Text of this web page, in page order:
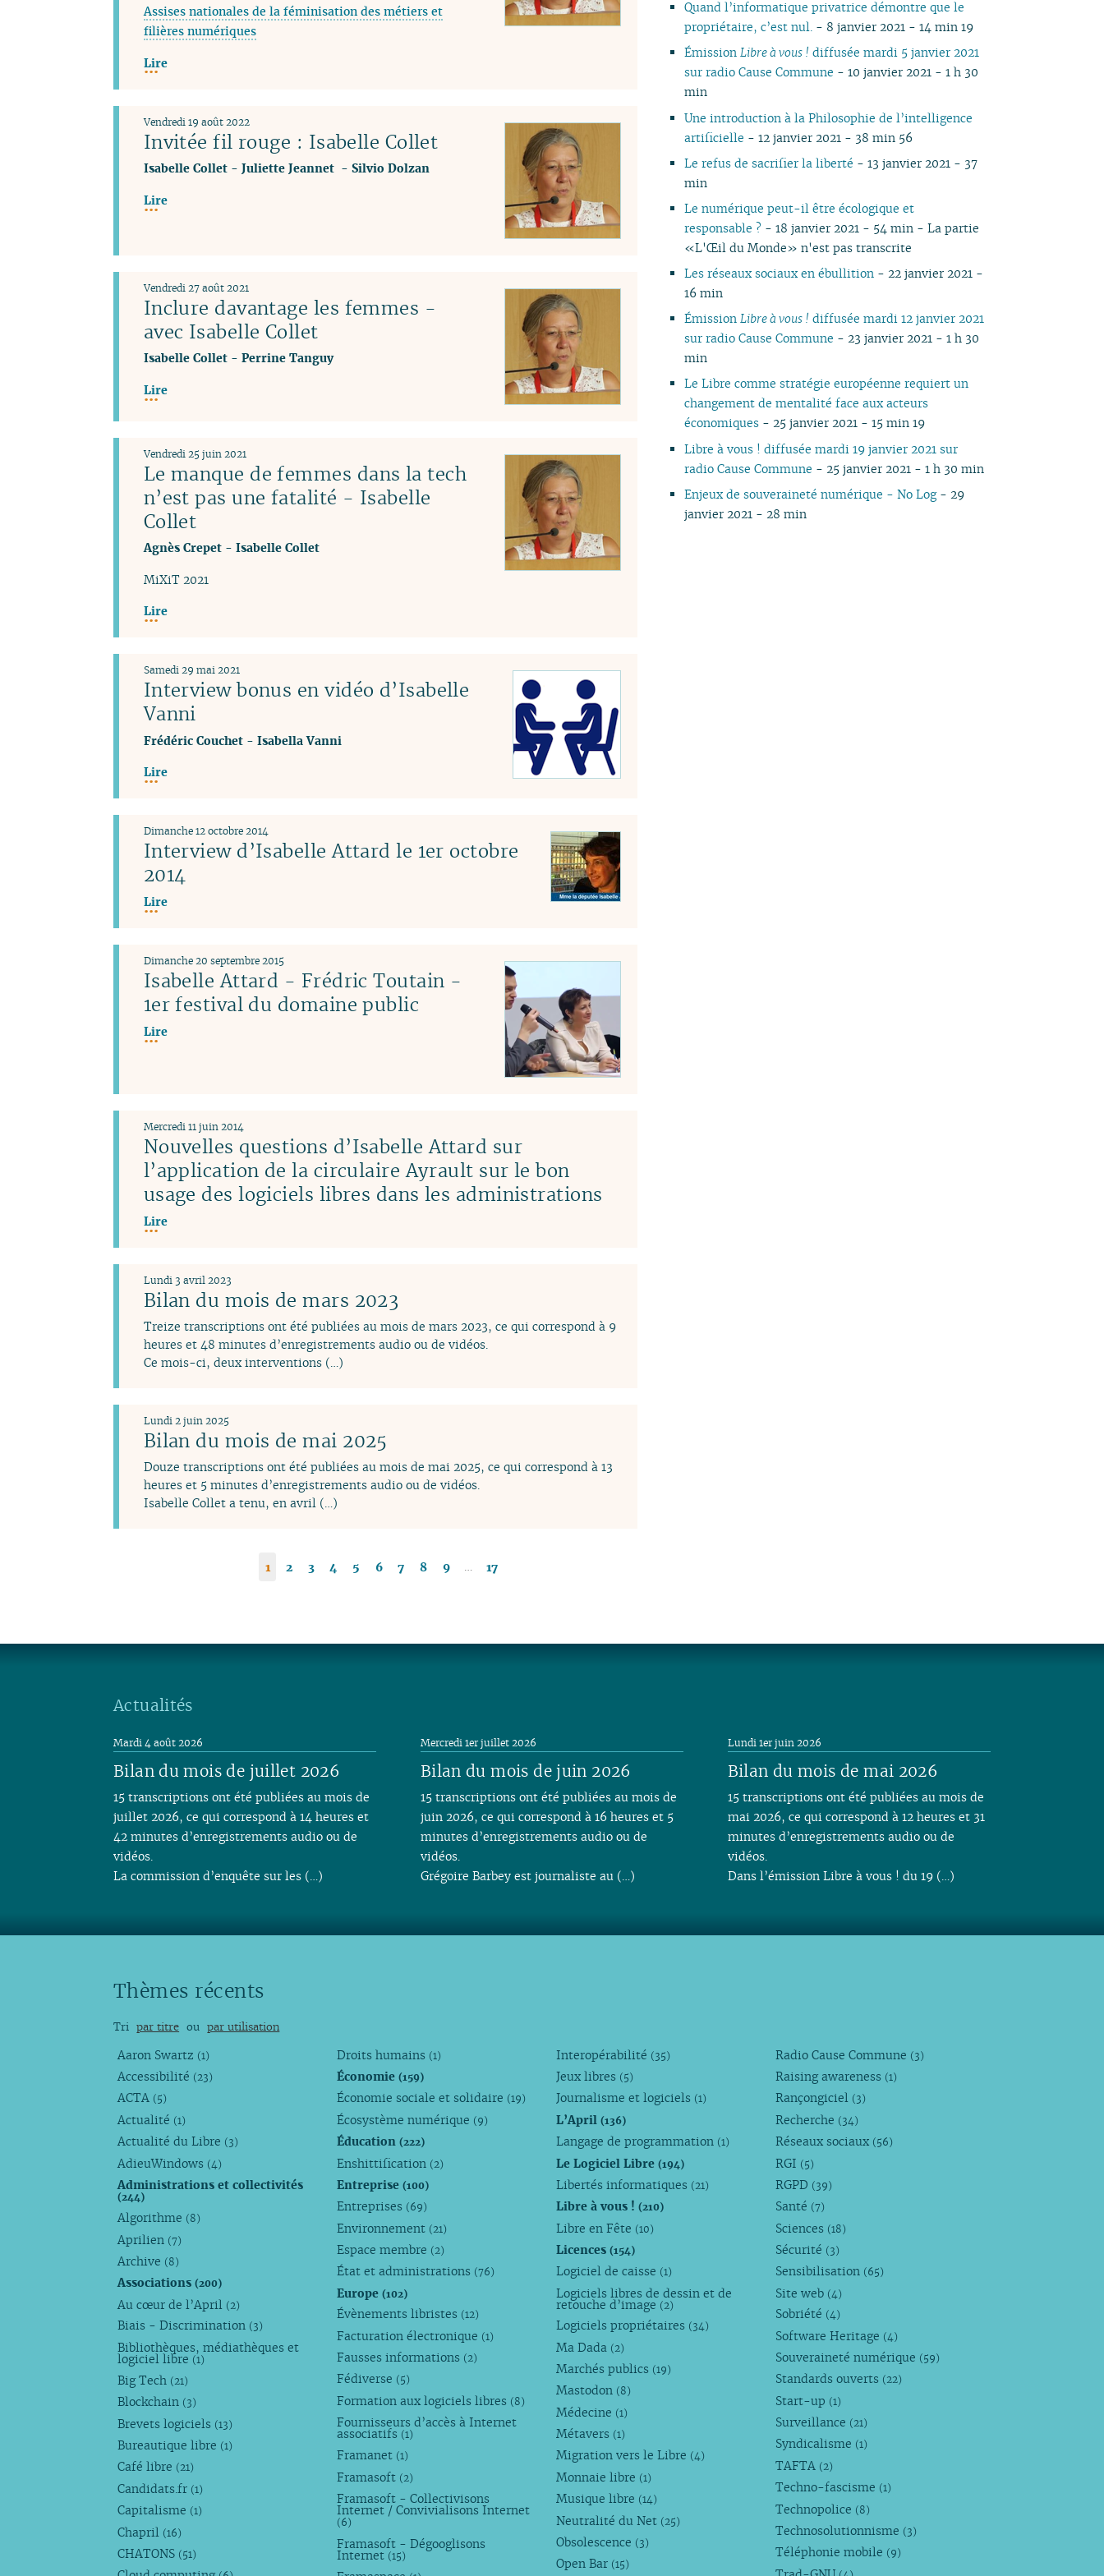
Assises nationales de la féminisation des métiers et
filières numériques
Lire
Invitée fil rouge : Isabelle Collet
Vendredi 19 août 2022
Isabelle Collet- Juliette Jeannet - Silvio Dolzan
Lire
Inclure davantage les femmes -
avec Isabelle Collet
Vendredi 27 août 2021
Isabelle Collet- Perrine Tanguy
Lire
Le manque de femmes dans la tech
n’est pas une fatalité - Isabelle
Collet
Vendredi 25 juin 2021
Agnès Crepet- Isabelle Collet
MiXiT 2021
Lire
Interview bonus en vidéo d’Isabelle
Vanni
Samedi 29 mai 2021
Frédéric Couchet- Isabella Vanni
Lire
Interview d’Isabelle Attard le 1er octobre
2014
Dimanche 12 octobre 2014
Lire
Isabelle Attard - Frédric Toutain -
1er festival du domaine public
Dimanche 20 septembre 2015
Lire
Nouvelles questions d’Isabelle Attard sur
l’application de la circulaire Ayrault sur le bon
usage des logiciels libres dans les administrations
Mercredi 11 juin 2014
Lire
Bilan du mois de mars 2023
Lundi 3 avril 2023
Treize transcriptions ont été publiées au mois de mars 2023, ce qui correspond à 9
heures et 48 minutes d’enregistrements audio ou de vidéos.
Ce mois-ci, deux interventions (…)
Bilan du mois de mai 2025
Lundi 2 juin 2025
Douze transcriptions ont été publiées au mois de mai 2025, ce qui correspond à 13
heures et 5 minutes d’enregistrements audio ou de vidéos.
Isabelle Collet a tenu, en avril (…)
1 2 3 4 5 6 7 8 9 17
02
01
03
01
01
01
02
01
02
01
02
01
03
02
04
03
02
05
03
02
04
02
04
03
03
02
Quand l’informatique privatrice démontre que le
propriétaire, c’est nul. - 8 janvier 2021 - 14 min 19
ÉmissionLibre à vous ! diffusée mardi 5 janvier 2021
sur radio Cause Commune - 10 janvier 2021 - 1 h 30
min
Une introduction à la Philosophie de l’intelligence
artificielle - 12 janvier 2021 - 38 min 56
Le refus de sacrifier la liberté - 13 janvier 2021 - 37
min
Le numérique peut-il être écologique et
responsable ? - 18 janvier 2021 - 54 min - La partie
«L'Œil du Monde» n'est pas transcrite
Les réseaux sociaux en ébullition - 22 janvier 2021 -
16 min
ÉmissionLibre à vous ! diffusée mardi 12 janvier 2021
sur radio Cause Commune - 23 janvier 2021 - 1 h 30
min
Le Libre comme stratégie européenne requiert un
changement de mentalité face aux acteurs
économiques - 25 janvier 2021 - 15 min 19
Libre à vous ! diffusée mardi 19 janvier 2021 sur
radio Cause Commune - 25 janvier 2021 - 1 h 30 min
Enjeux de souveraineté numérique - No Log- 29
janvier 2021 - 28 min
Actualités
Bilan du mois de juillet 2026
Mardi 4 août 2026
15 transcriptions ont été publiées au mois de
juillet 2026, ce qui correspond à 14 heures et
42 minutes d’enregistrements audio ou de
vidéos.
La commission d’enquête sur les (…)
Bilan du mois de juin 2026
Mercredi 1er juillet 2026
15 transcriptions ont été publiées au mois de
juin 2026, ce qui correspond à 16 heures et 5
minutes d’enregistrements audio ou de
vidéos.
Grégoire Barbey est journaliste au (…)
Bilan du mois de mai 2026
Lundi 1er juin 2026
15 transcriptions ont été publiées au mois de
mai 2026, ce qui correspond à 12 heures et 31
minutes d’enregistrements audio ou de
vidéos.
Dans l’émission Libre à vous ! du 19 (…)
Thèmes récents
Tri par titre ou par utilisation
Aaron Swartz (1)
Accessibilité (23)
ACTA (5)
Actualité (1)
Actualité du Libre (3)
AdieuWindows (4)
Administrations et collectivités
(244)
Algorithme (8)
Aprilien (7)
Archive (8)
Associations(200)
Au cœur de l’April (2)
Biais - Discrimination (3)
Bibliothèques, médiathèques et
logiciel libre (1)
Big Tech (21)
Blockchain (3)
Brevets logiciels (13)
Bureautique libre (1)
Café libre (21)
Candidats.fr (1)
Capitalisme (1)
Chapril (16)
CHATONS (51)
Droits humains (1)
Économie(159)
Économie sociale et solidaire (19)
Écosystème numérique (9)
Éducation(222)
Enshittification (2)
Entreprise(100)
Entreprises (69)
Environnement (21)
Espace membre (2)
État et administrations (76)
Europe(102)
Évènements libristes (12)
Facturation électronique (1)
Fausses informations (2)
Fédiverse (5)
Formation aux logiciels libres (8)
Fournisseurs d’accès à Internet
associatifs (1)
Framanet (1)
Framasoft (2)
Framasoft - Collectivisons
Internet / Convivialisons Internet
(6)
Framasoft - Dégooglisons
Internet (15)
Interopérabilité (35)
Jeux libres (5)
Journalisme et logiciels (1)
L’April(136)
Langage de programmation (1)
Le Logiciel Libre(194)
Libertés informatiques (21)
Libre à vous !(210)
Libre en Fête (10)
Licences(154)
Logiciel de caisse (1)
Logiciels libres de dessin et de
retouche d’image (2)
Logiciels propriétaires (34)
Ma Dada (2)
Marchés publics (19)
Mastodon (8)
Médecine (1)
Métavers (1)
Migration vers le Libre (4)
Monnaie libre (1)
Musique libre (14)
Neutralité du Net (25)
Obsolescence (3)
Open Bar (15)
Radio Cause Commune (3)
Raising awareness (1)
Rançongiciel (3)
Recherche (34)
Réseaux sociaux (56)
RGI (5)
RGPD (39)
Santé (7)
Sciences (18)
Sécurité (3)
Sensibilisation (65)
Site web (4)
Sobriété (4)
Software Heritage (4)
Souveraineté numérique (59)
Standards ouverts (22)
Start-up (1)
Surveillance (21)
Syndicalisme (1)
TAFTA (2)
Techno-fascisme (1)
Technopolice (8)
Technosolutionnisme (3)
Téléphonie mobile (9)